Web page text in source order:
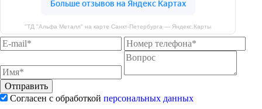
"ТД "Альфа Металл" на карте Санкт‑Петербурга — Яндекс.Карты
Отправить
Согласен с обработкой персональных данных